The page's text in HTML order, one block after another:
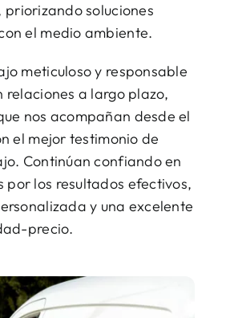
priorizando soluciones
el medio ambiente.
meticuloso y responsable
relaciones a largo plazo,
nos acompañan desde el
el mejor testimonio de
Continúan confiando en
por los resultados efectivos,
y una excelente
precio.